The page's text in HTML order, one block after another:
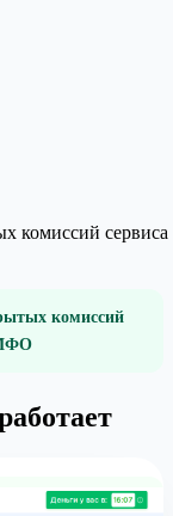
комиссий сервиса
комиссий
МФО